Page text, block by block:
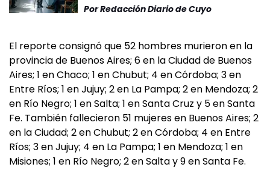
PorRedacción Diario de Cuyo
El reporte consignó que 52 hombres murieron en la
provincia de Buenos Aires; 6 en la Ciudad de Buenos
Aires; 1 en Chaco; 1 en Chubut; 4 en Córdoba; 3 en
Entre Ríos; 1 en Jujuy; 2 en La Pampa; 2 en Mendoza; 2
en Río Negro; 1 en Salta; 1 en Santa Cruz y 5 en Santa
Fe. También fallecieron 51 mujeres en Buenos Aires; 2
en la Ciudad; 2 en Chubut; 2 en Córdoba; 4 en Entre
Ríos; 3 en Jujuy; 4 en La Pampa; 1 en Mendoza; 1 en
Misiones; 1 en Río Negro; 2 en Salta y 9 en Santa Fe.